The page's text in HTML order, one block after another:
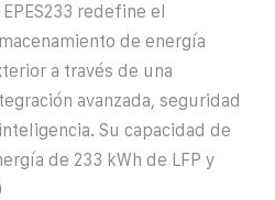
EPES233 redefine el
de energía
a través de una
avanzada, seguridad
Su capacidad de
de 233 kWh de LFP y